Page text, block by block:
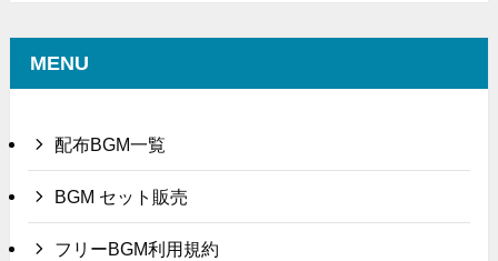
MENU
配布BGM一覧
BGM セット販売
フリーBGM利用規約